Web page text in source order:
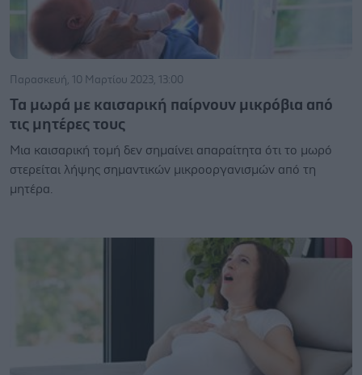
Παρασκευή, 10 Μαρτίου 2023, 13:00
Τα μωρά με καισαρική παίρνουν μικρόβια από
τις μητέρες τους
Μια καισαρική τομή δεν σημαίνει απαραίτητα ότι το μωρό
στερείται λήψης σημαντικών μικροοργανισμών από τη
μητέρα.